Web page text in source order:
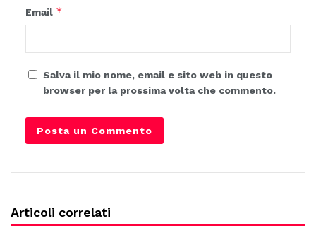
Email *
Salva il mio nome, email e sito web in questo
browser per la prossima volta che commento.
Articoli correlati